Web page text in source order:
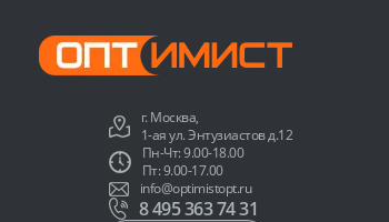
г. Москва,
1-ая ул. Энтузиастов д.12
Пн-Чт: 9.00-18.00
Пт: 9.00-17.00
info@optimistopt.ru
8 495 363 74 31